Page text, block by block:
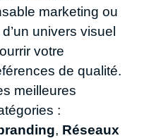
marketing ou
univers visuel
votre
de qualité.
meilleures
:
, Réseaux